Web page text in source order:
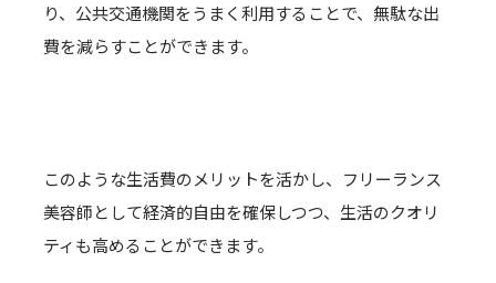
り、公共交通機関をうまく利用することで、無駄な出
費を減らすことができます。
このような生活費のメリットを活かし、フリーランス
美容師として経済的自由を確保しつつ、生活のクオリ
ティも高めることができます。